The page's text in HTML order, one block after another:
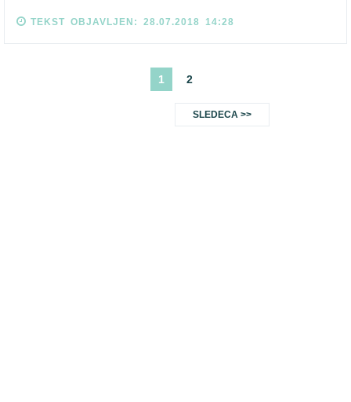
TEKST OBJAVLJEN: 28.07.2018 14:28
1 2
SLEDECA >>